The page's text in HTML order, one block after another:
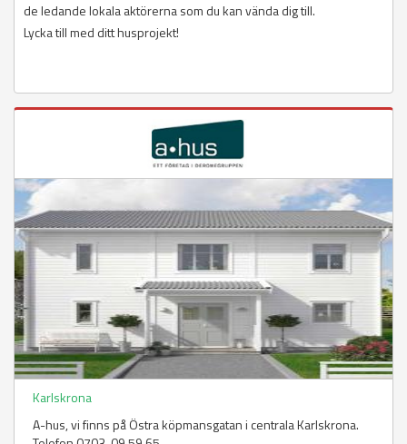
de ledande lokala aktörerna som du kan vända dig till.
Lycka till med ditt husprojekt!
Karlskrona
A-hus, vi finns på Östra köpmansgatan i centrala Karlskrona.